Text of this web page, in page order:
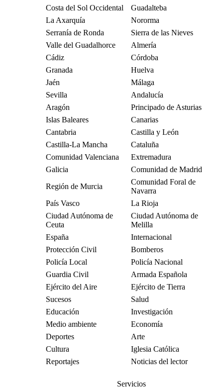
Costa del Sol Occidental
Guadalteba
La Axarquía
Nororma
Serranía de Ronda
Sierra de las Nieves
Valle del Guadalhorce
Almería
Cádiz
Córdoba
Granada
Huelva
Jaén
Málaga
Sevilla
Andalucía
Aragón
Principado de Asturias
Islas Baleares
Canarias
Cantabria
Castilla y León
Castilla-La Mancha
Cataluña
Comunidad Valenciana
Extremadura
Galicia
Comunidad de Madrid
Región de Murcia
Comunidad Foral de
Navarra
País Vasco
La Rioja
Ciudad Autónoma de
Ceuta
Ciudad Autónoma de
Melilla
España
Internacional
Protección Civil
Bomberos
Policía Local
Policía Nacional
Guardia Civil
Armada Española
Ejército del Aire
Ejército de Tierra
Sucesos
Salud
Educación
Investigación
Medio ambiente
Economía
Deportes
Arte
Cultura
Iglesia Católica
Reportajes
Noticias del lector
Servicios